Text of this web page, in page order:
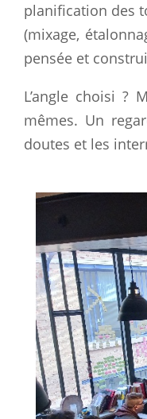
planification des
(mixage,
pensée et
L’angle choisi ?
mêmes. Un
doutes et les